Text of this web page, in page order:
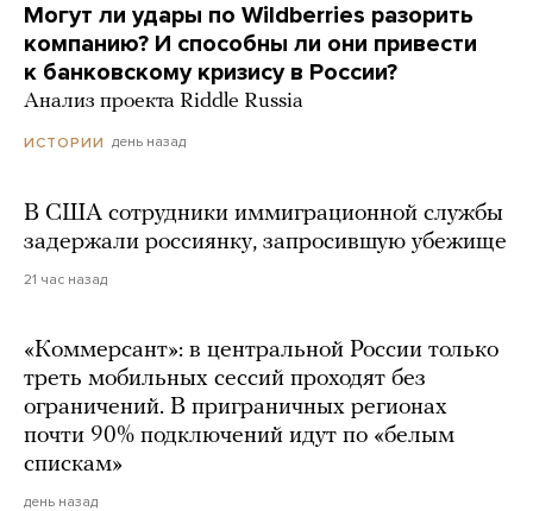
Могут ли удары по Wildberries разорить
компанию? И способны ли они привести
к банковскому кризису в России?
Анализ проекта Riddle Russia
ИСТОРИИ день назад
В США сотрудники иммиграционной службы
задержали россиянку, запросившую убежище
21 час назад
«Коммерсант»: в центральной России только
треть мобильных сессий проходят без
ограничений. В приграничных регионах
почти 90% подключений идут по «белым
спискам»
день назад